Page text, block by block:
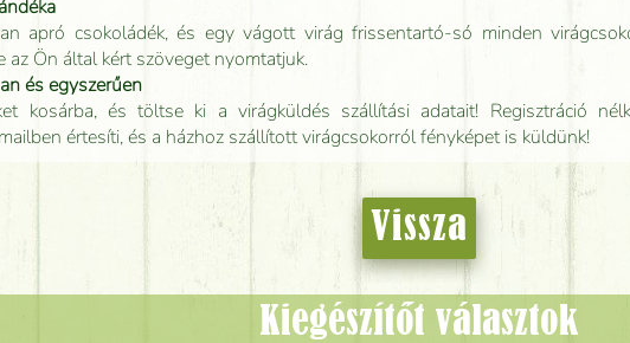
apró csokoládék, és egy vágott virág frissentartó-só minden
az Ön által kért szöveget nyomtatjuk.
és egyszerűen
kosárba, és töltse ki a virágküldés szállítási adatait! Regisztráció
értesíti, és a házhoz szállított virágcsokorról fényképet is küldünk!
Vissza
Kiegészítőt választok